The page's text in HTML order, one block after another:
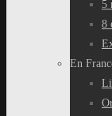
5
8
En